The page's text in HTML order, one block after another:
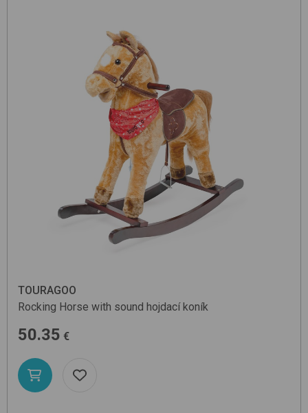
TOURAGOO
Rocking Horse with sound hojdací koník
50.35 €